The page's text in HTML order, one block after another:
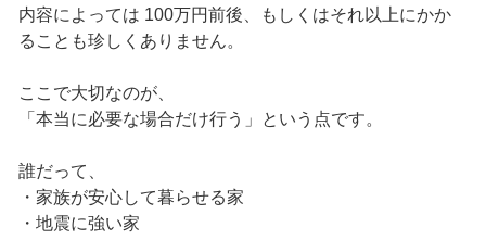
内容によっては 100万円前後、もしくはそれ以上にかか
ることも珍しくありません。
ここで大切なのが、
「本当に必要な場合だけ行う」という点です。
誰だって、
・家族が安心して暮らせる家
・地震に強い家